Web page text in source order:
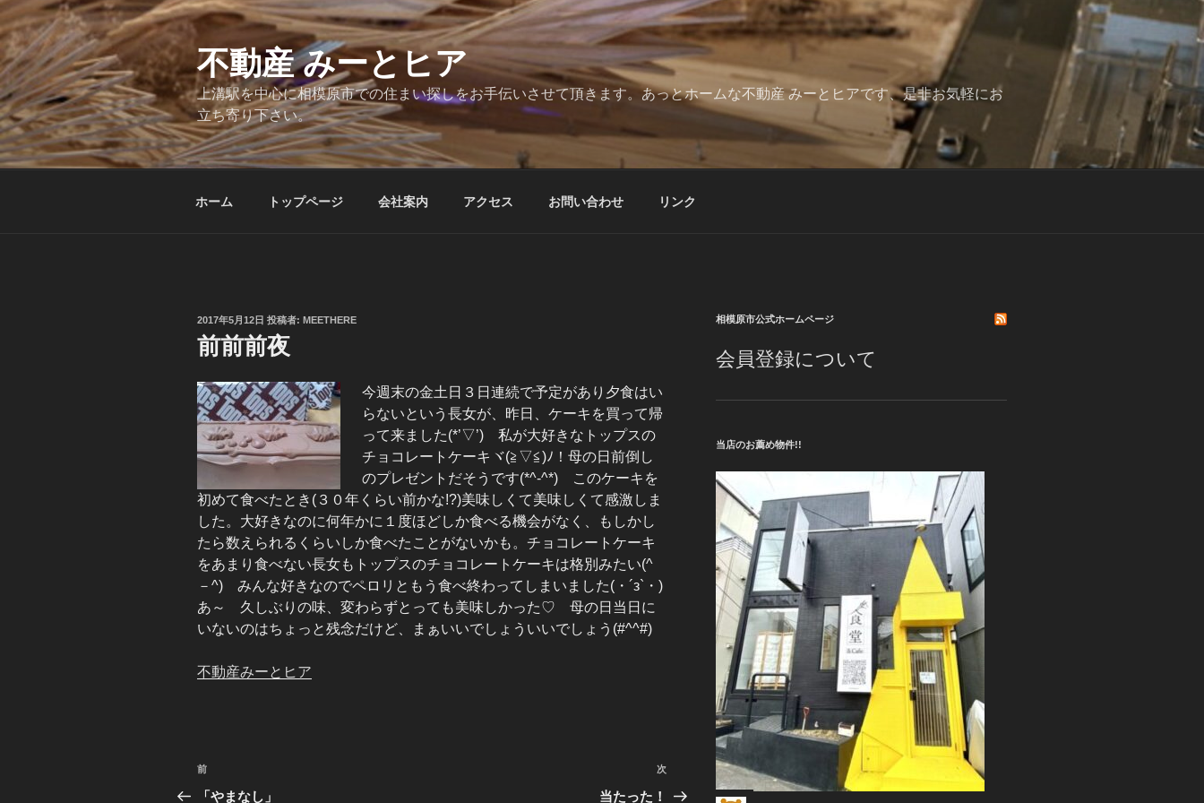
コ
ン
テ
ン
ツ
へ
ス
キ
不動産 みーとヒア
上溝駅を中心に相模原市での住まい探しをお手伝いさせて頂きます。あっとホームな不動産 みーとヒアです、是非お気軽にお
立ち寄り下さい。
ホーム トップページ 会社案内 アクセス お問い合わせ リンク
投
稿
日:
2017年5月12日 投稿者: MEETHERE
前前前夜
今週末の金土日３日連続で予定があり夕食はい
らないという長女が、昨日、ケーキを買って帰
って来ました(*’▽’) 私が大好きなトップスの
チョコレートケーキヾ(≧▽≦)ﾉ！母の日前倒し
のプレゼントだそうです(*^-^*) このケーキを
初めて食べたとき(３０年くらい前かな!?)美味しくて美味しくて感激しま
した。大好きなのに何年かに１度ほどしか食べる機会がなく、もしかし
たら数えられるくらいしか食べたことがないかも。チョコレートケーキ
をあまり食べない長女もトップスのチョコレートケーキは格別みたい(^
－^) みんな好きなのでペロリともう食べ終わってしまいました(・´з`・)
あ～ 久しぶりの味、変わらずとっても美味しかった♡ 母の日当日に
いないのはちょっと残念だけど、まぁいいでしょういいでしょう(#^^#)
不動産みーと ヒア
投
稿
前
の
前
「やまなし」
次
の
次
当たった！
相模原市公式ホームページ
会員登録について
当店のお薦め物件!!